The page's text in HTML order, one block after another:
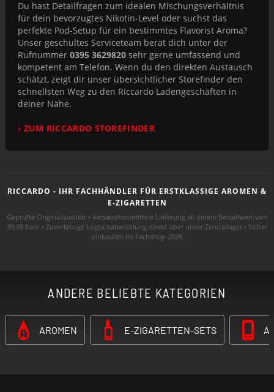
Du hast Detailfragen zum idealen Mischungsverhältnis
für dein bevorzugtes Nikotin-Level oder suchst das
perfekte Pod-Setup für ein bestimmtes Flavorist Aroma?
Unser geschultes Serviceteam berät dich unter der
Rufnummer 0395 3629820 sehr gerne umfassend und
kompetent am Telefon. Wenn du den direkten Austausch
schätzt, zeigt dir unser übersichtlicher Storefinder den
schnellsten Weg zu den Riccardo Ladengeschäften in
deiner Nähe.
› ZUM RICCARDO STOREFINDER
RICCARDO - IHR FACHHÄNDLER FÜR ERSTKLASSIGE AROMEN &
E-ZIGARETTEN
Geprüfte Originalqualität • Versandkostenfreie Lieferung ab einem Bestellwert von
39,95 Euro • Zuverlässige Logistikabwicklung direkt über unser Zentrallager • Sicher
einkaufen im Fachshop 2026
ANDERE BELIEBTE KATEGORIEN
AROMEN E-ZIGARETTEN-SETS